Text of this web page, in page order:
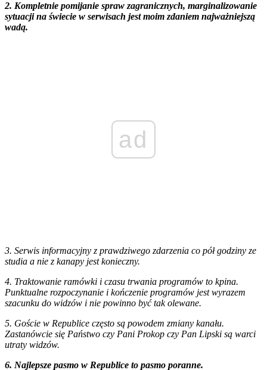
2. Kompletnie pomijanie spraw zagranicznych, marginalizowanie
sytuacji na świecie w serwisach jest moim zdaniem najważniejszą
wadą.
ad
3. Serwis informacyjny z prawdziwego zdarzenia co pół godziny ze
studia a nie z kanapy jest konieczny.
4. Traktowanie ramówki i czasu trwania programów to kpina.
Punktualne rozpoczynanie i kończenie programów jest wyrazem
szacunku do widzów i nie powinno być tak olewane.
5. Goście w Republice często są powodem zmiany kanału.
Zastanówcie się Państwo czy Pani Prokop czy Pan Lipski są warci
utraty widzów.
6. Najlepsze pasmo w Republice to pasmo poranne.